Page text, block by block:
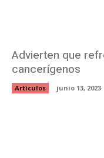
Advierten que
cancerígenos
Artículos junio 13, 2023